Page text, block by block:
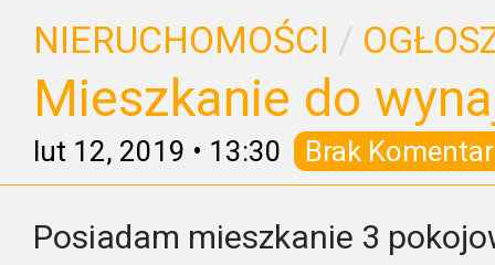
NIERUCHOMOŚCI /
Mieszkanie do
lut 12, 2019 • 13:30 Brak
Posiadam mieszkanie 3